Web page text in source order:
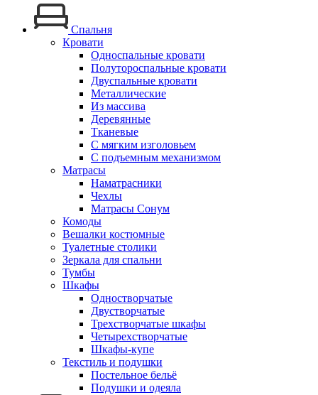
Спальня
Кровати
Односпальные кровати
Полутороспальные кровати
Двуспальные кровати
Металлические
Из массива
Деревянные
Тканевые
С мягким изголовьем
С подъемным механизмом
Матрасы
Наматрасники
Чехлы
Матрасы Сонум
Комоды
Вешалки костюмные
Туалетные столики
Зеркала для спальни
Тумбы
Шкафы
Одностворчатые
Двустворчатые
Трехстворчатые шкафы
Четырехстворчатые
Шкафы-купе
Текстиль и подушки
Постельное бельё
Подушки и одеяла